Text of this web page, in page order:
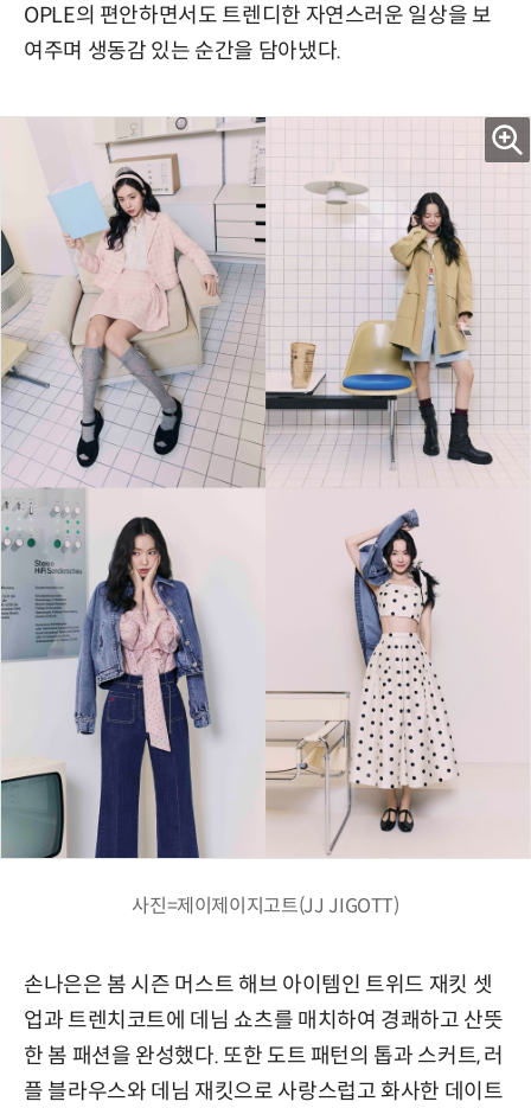
OPLE의 편안하면서도 트렌디한 자연스러운 일상을 보
여주며 생동감 있는 순간을 담아냈다.
사진=제이제이지고트(JJ JIGOTT)
손나은은 봄 시즌 머스트 해브 아이템인 트위드 재킷 셋
업과 트렌치코트에 데님 쇼츠를 매치하여 경쾌하고 산뜻
한 봄 패션을 완성했다. 또한 도트 패턴의 톱과 스커트, 러
플 블라우스와 데님 재킷으로 사랑스럽고 화사한 데이트